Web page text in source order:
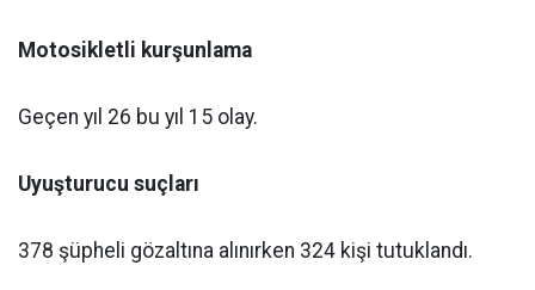
Motosikletli kurşunlama
Geçen yıl 26 bu yıl 15 olay.
Uyuşturucu suçları
378 şüpheli gözaltına alınırken 324 kişi tutuklandı.